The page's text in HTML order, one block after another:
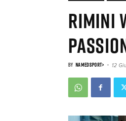
RIMINI
By NAMEDSPORT> - 12